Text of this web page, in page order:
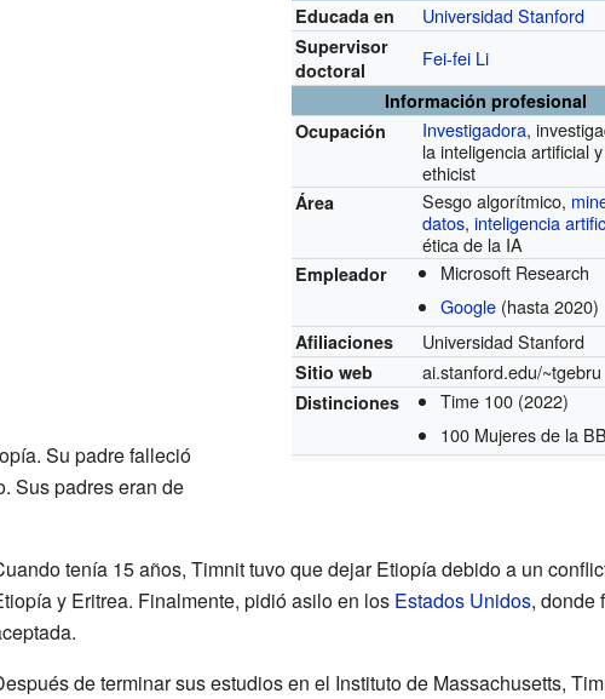
Educada en
Universidad Stanford
Supervisor
doctoral
Fei-fei Li
Información profesional
Ocupación
Investigadora,
la inteligencia artificial
ethicist
Área Sesgo algorítmico,
datos,inteligencia
ética de la IA
Empleador
Microsoft Research
Google (hasta 2020)
Afiliaciones Universidad Stanford
Sitio web ai.stanford.edu/~tgebru
Distinciones Time 100 (2022)
100 Mujeres de la
Su padre falleció
Sus padres eran de
tenía 15 años, Timnit tuvo que dejar Etiopía debido a un
y Eritrea. Finalmente, pidió asilo en los Estados Unidos, donde
de terminar sus estudios en el Instituto de Massachusetts,